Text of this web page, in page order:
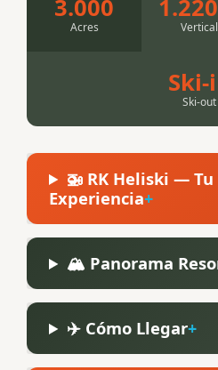
3.000
Acres Vertical
Ski-
Ski-out
🚁 RK Heliski —
Experiencia
🏔️ Panorama
✈️ Cómo Llegar